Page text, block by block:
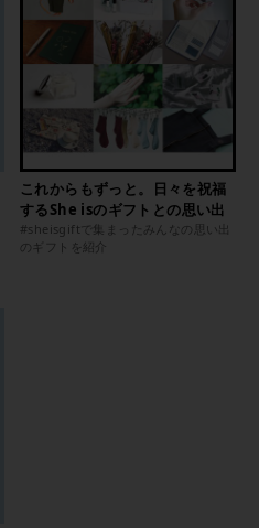
これからもずっと。日々を祝福
するShe isのギフトとの思い出
#sheisgiftで集まったみんなの思い出
のギフトを紹介